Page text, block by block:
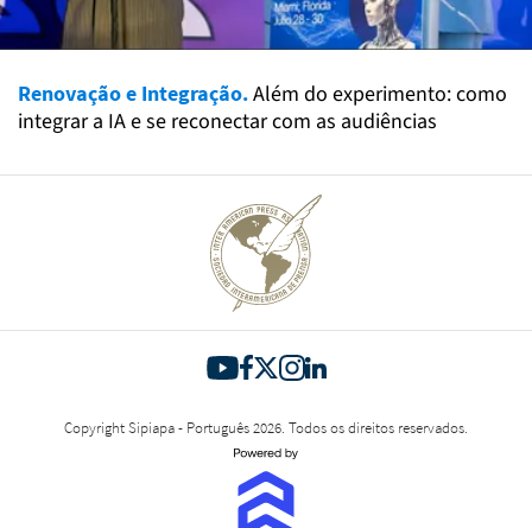
Renovação e Integração.Além do experimento: como
integrar a IA e se reconectar com as audiências
Copyright Sipiapa - Português 2026. Todos os direitos reservados.